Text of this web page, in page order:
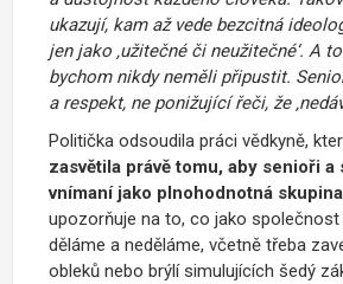
ukazují, kam až vede bezcitná
jen jako ‚užitečné či neužitečné‘. A
bychom nikdy neměli připustit.
a respekt, ne ponižující řeči, že
Politička odsoudila práci vědkyně,
zasvětila právě tomu, aby senioři a
vnímaní jako plnohodnotná
upozorňuje na to, co jako
děláme a neděláme, včetně třeba
obleků nebo brýlí simulujících šedý